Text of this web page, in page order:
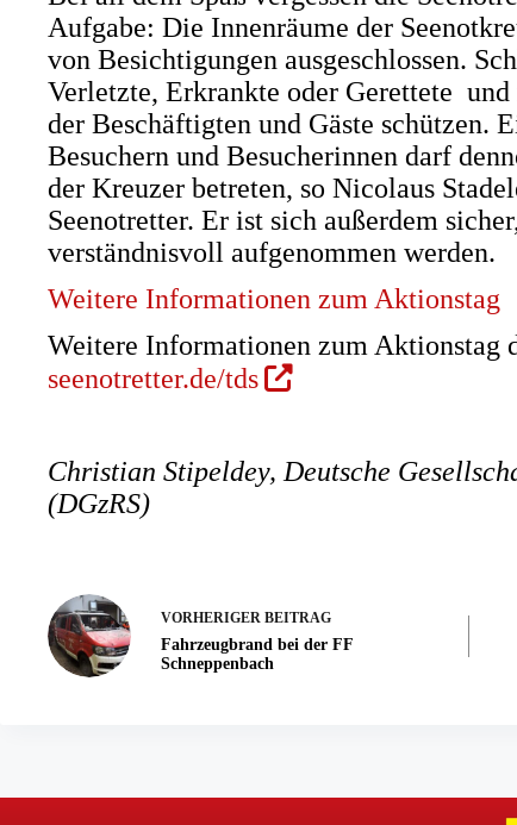
Aufgabe: Die Innenräume der
von Besichtigungen ausgeschlossen.
Verletzte, Erkrankte oder Gerettete und
der Beschäftigten und Gäste schützen.
Besuchern und Besucherinnen darf
der Kreuzer betreten, so Nicolaus
Seenotretter. Er ist sich außerdem
verständnisvoll aufgenommen werden.
Weitere Informationen zum Aktionstag
Weitere Informationen zum Aktionstag
seenotretter.de/tds(Öffnet
neuen
Christian Stipeldey, Deutsche
(DGzRS)
VORHERIGER BEITRAG
Fahrzeugbrand bei der FF
Schneppenbach